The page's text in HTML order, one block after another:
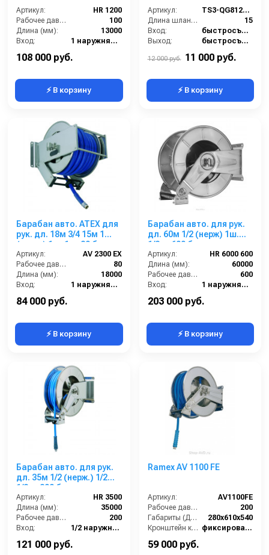
Артикул:
HR 1200
Рабочее давление (бар):
100
Длина (мм):
13000
Вход:
1 наружняя резьба
108 000 руб.
⚡ В корзину
для намотки – 15м
Артикул:
TS3-QG812-15
Длина шланга (м):
15
Вход:
быстросъемное соединение M-type.
Выход:
быстросъемное соединение F-type
12 000 руб. 11 000 руб.
⚡ В корзину
Барабан авто. ATEX для
рук. дл. 18м 3/4 15м 1
(нерж.) 1ш. 1ш. 80 бар
Артикул:
AV 2300 EX
Рабочее давление (бар):
80
Длина (мм):
18000
Вход:
1 наружняя резьба
84 000 руб.
⚡ В корзину
Барабан авто. для рук.
дл. 60м 1/2 (нерж) 1ш.
1/2ш. 600 бар.
Артикул:
HR 6000 600
Длина (мм):
60000
Рабочее давление (бар):
600
Вход:
1 наружняя резьба
203 000 руб.
⚡ В корзину
Барабан авто. для рук.
дл. 35м 1/2 (нерж.) 1/2ш.
1/2ш. 200 бар
Артикул:
HR 3500
Длина (мм):
35000
Рабочее давление (бар):
200
Вход:
1/2 наружняя резьба
121 000 руб.
Ramex AV 1100 FE
Артикул:
AV1100FE
Рабочее давление (бар):
200
Габариты (ДхШхВ):
280x610x540
Кронштейн катушки:
фиксированный
Наличие шланга:
59 000 руб.